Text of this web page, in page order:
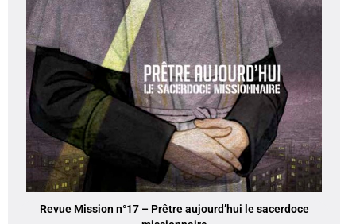
Revue Mission n°17 – Prêtre aujourd’hui le sacerdoce